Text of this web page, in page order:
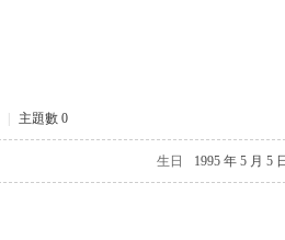
主題數 0
生日 1995 年 5 月 5